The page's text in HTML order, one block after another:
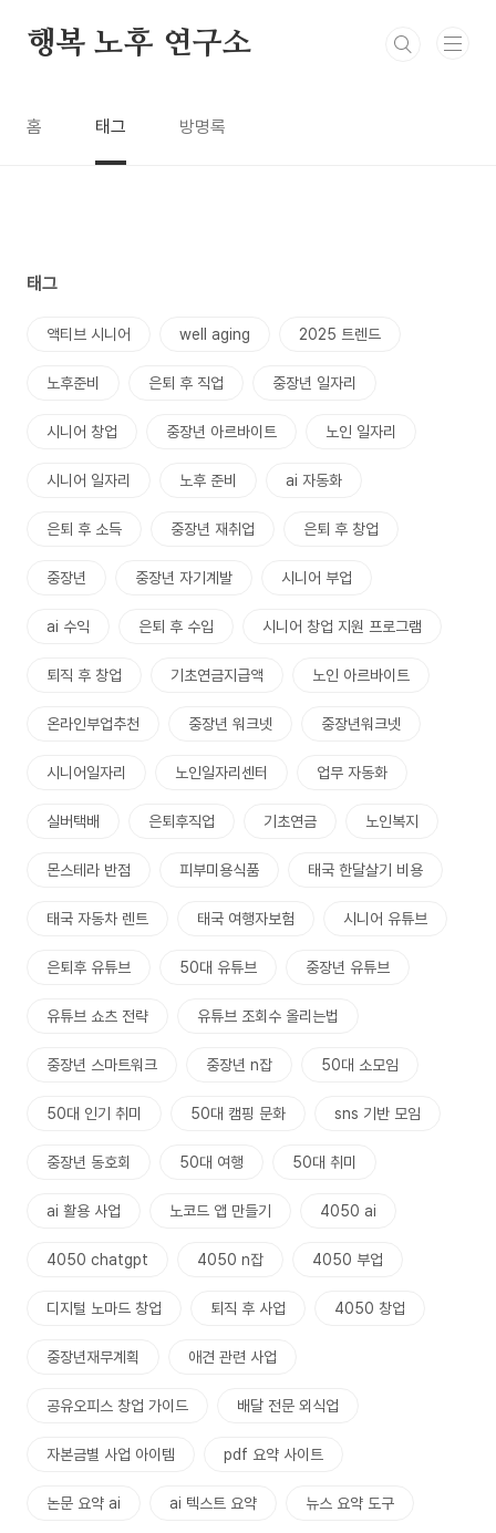
행복 노후 연구소
홈 태그 방명록
태그
액티브 시니어 well aging 2025 트렌드
노후준비 은퇴 후 직업 중장년 일자리
시니어 창업 중장년 아르바이트 노인 일자리
시니어 일자리 노후 준비 ai 자동화
은퇴 후 소득 중장년 재취업 은퇴 후 창업
중장년 중장년 자기계발 시니어 부업
ai 수익 은퇴 후 수입 시니어 창업 지원 프로그램
퇴직 후 창업 기초연금지급액 노인 아르바이트
온라인부업추천 중장년 워크넷 중장년워크넷
시니어일자리 노인일자리센터 업무 자동화
실버택배 은퇴후직업 기초연금 노인복지
몬스테라 반점 피부미용식품 태국 한달살기 비용
태국 자동차 렌트 태국 여행자보험 시니어 유튜브
은퇴후 유튜브 50대 유튜브 중장년 유튜브
유튜브 쇼츠 전략 유튜브 조회수 올리는법
중장년 스마트워크 중장년 n잡 50대 소모임
50대 인기 취미 50대 캠핑 문화 sns 기반 모임
중장년 동호회 50대 여행 50대 취미
ai 활용 사업 노코드 앱 만들기 4050 ai
4050 chatgpt 4050 n잡 4050 부업
디지털 노마드 창업 퇴직 후 사업 4050 창업
중장년재무계획 애견 관련 사업
공유오피스 창업 가이드 배달 전문 외식업
자본금별 사업 아이템 pdf 요약 사이트
논문 요약 ai ai 텍스트 요약 뉴스 요약 도구